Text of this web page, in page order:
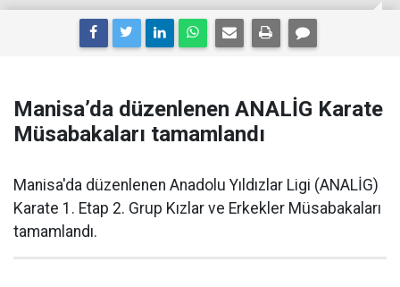
Manisa’da düzenlenen ANALİG Karate
Müsabakaları tamamlandı
Manisa'da düzenlenen Anadolu Yıldızlar Ligi (ANALİG)
Karate 1. Etap 2. Grup Kızlar ve Erkekler Müsabakaları
tamamlandı.